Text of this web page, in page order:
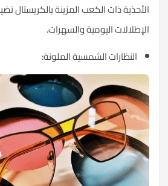
الأحذية ذات الكعب المزينة
الإطلالات اليومية والسهرات.
النظارات الشمسية الملونة: